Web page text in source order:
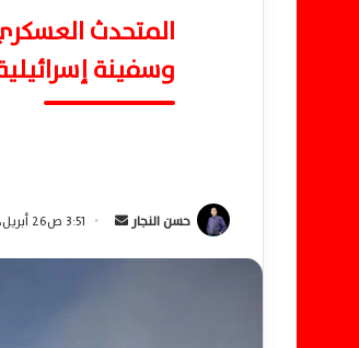
المتحدث
وسفينة
حسن النجار 3:51 ص26 أبريل، 2024